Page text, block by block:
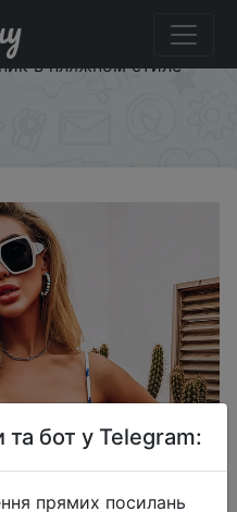
сексуальный
трусы с принтом
в пляжном стиле
бот у Telegram:
прямих посилань